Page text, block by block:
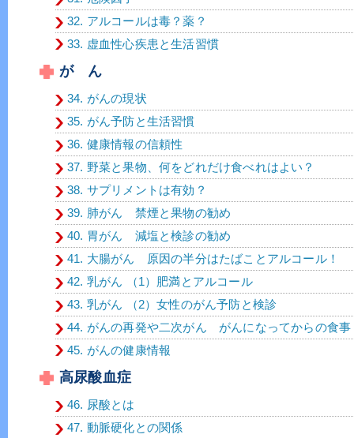
32. アルコールは毒？薬？
33. 虚血性心疾患と生活習慣
が ん
34. がんの現状
35. がん予防と生活習慣
36. 健康情報の信頼性
37. 野菜と果物、何をどれだけ食べれはよい？
38. サプリメントは有効？
39. 肺がん 禁煙と果物の勧め
40. 胃がん 減塩と検診の勧め
41. 大腸がん 原因の半分はたばことアルコール！
42. 乳がん （1）肥満とアルコール
43. 乳がん （2）女性のがん予防と検診
44. がんの再発や二次がん がんになってからの食事
45. がんの健康情報
高尿酸血症
46. 尿酸とは
47. 動脈硬化との関係